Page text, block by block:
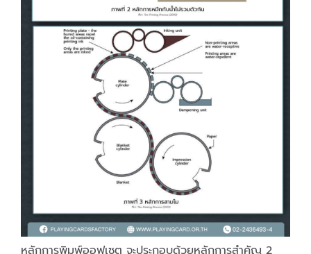
หลักการพิมพ์ออฟเซต จะประกอบด้วยหลักการสำคัญ 2